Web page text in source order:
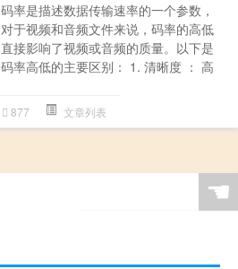
码率是描述数据传输速率的一个参数，
对于视频和音频文件来说，码率的高低
直接影响了视频或音频的质量。以下是
码率高低的主要区别： 1. 清晰度 ： 高
877 文章列表
☚